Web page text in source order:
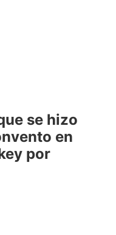
se hizo
en
por